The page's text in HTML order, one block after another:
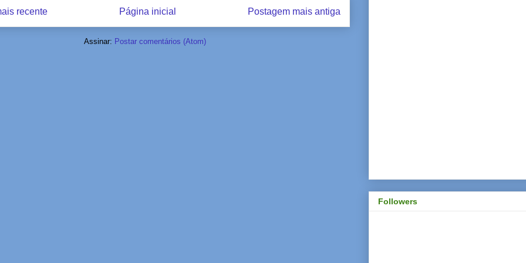
recente Postagem mais antiga
Página inicial
Assinar: Postar comentários (Atom)
Followers